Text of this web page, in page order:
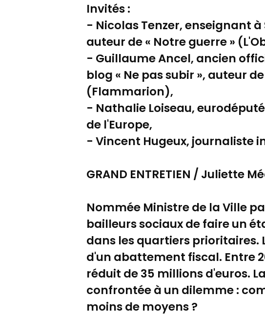
Invités :
- Nicolas Tenzer, enseignant
auteur de « Notre guerre »
- Guillaume Ancel, ancien
blog « Ne pas subir », auteur
(Flammarion),
- Nathalie Loiseau,
de l'Europe,
- Vincent Hugeux, journaliste
GRAND ENTRETIEN / Juliette
Nommée Ministre de la Ville
bailleurs sociaux de faire un
dans les quartiers
d'un abattement fiscal. Entre
réduit de 35 millions d'euros.
confrontée à un dilemme :
moins de moyens ?